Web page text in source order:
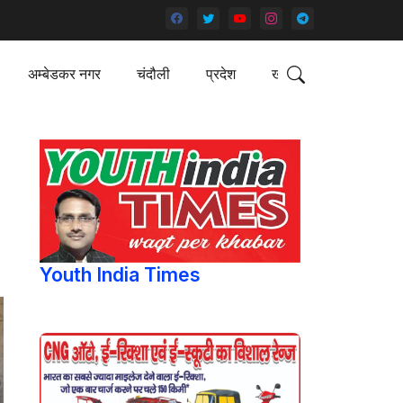
अम्बेडकर नगर चंदौली प्रदेश खेल
Youth India Times